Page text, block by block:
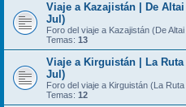
Viaje a Kazajistán | De
Jul)
Foro del viaje a Kazajistán (De
Temas: 13
Viaje a Kirguistán | La
Jul)
Foro del viaje a Kirguistán (La
Temas: 12